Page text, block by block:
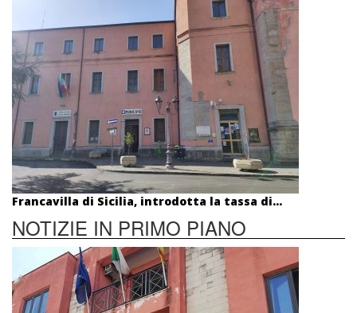
Francavilla di Sicilia, introdotta la tassa di...
NOTIZIE IN PRIMO PIANO